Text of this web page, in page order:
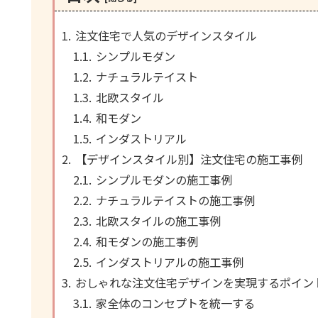
注文住宅で人気のデザインスタイル
シンプルモダン
ナチュラルテイスト
北欧スタイル
和モダン
インダストリアル
【デザインスタイル別】注文住宅の施工事例
シンプルモダンの施工事例
ナチュラルテイストの施工事例
北欧スタイルの施工事例
和モダンの施工事例
インダストリアルの施工事例
おしゃれな注文住宅デザインを実現するポイン
家全体のコンセプトを統一する